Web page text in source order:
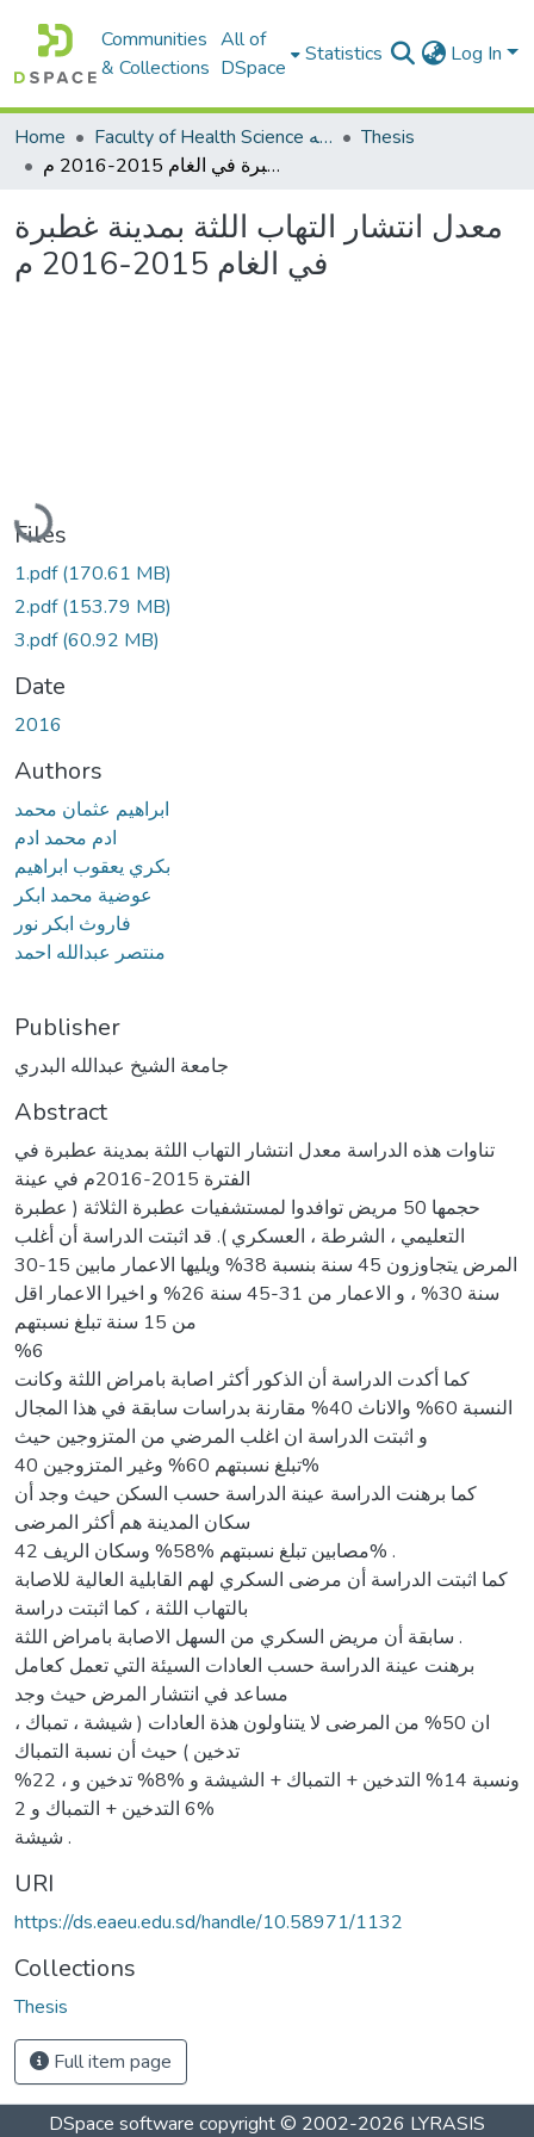
Communities
& Collections
All of
DSpace
Statistics Log In
Home Faculty of Health Science كلية العلوم الصحيه
Thesis
معدل انتشار التهاب اللثة بمدينة غطبرة في الغام 2015-2016 م
معدل انتشار التهاب اللثة بمدينة غطبرة
في الغام 2015-2016 م
Loading...
Files
1.pdf(170.61 MB)
2.pdf(153.79 MB)
3.pdf(60.92 MB)
Date
2016
Authors
ابراهيم عثمان محمد
ادم محمد ادم
بكري يعقوب ابراهيم
عوضية محمد ابكر
فاروث ابكر نور
منتصر عبدالله احمد
Publisher
جامعة الشيخ عبدالله البدري
Abstract
تناوات هذه الدراسة معدل انتشار التهاب اللثة بمدينة عطبرة في
الفترة 2015-2016م في عينة
حجمها 50 مريض توافدوا لمستشفيات عطبرة الثلاثة ( عطبرة
التعليمي ، الشرطة ، العسكري ). قد اثبتت الدراسة أن أغلب
المرض يتجاوزون 45 سنة بنسبة 38% ويليها الاعمار مابين 15-30
سنة 30% ، و الاعمار من 31-45 سنة 26% و اخيرا الاعمار اقل
من 15 سنة تبلغ نسبتهم
%6
كما أكدت الدراسة أن الذكور أكثر اصابة بامراض اللثة وكانت
النسبة 60% والاناث 40% مقارنة بدراسات سابقة في هذا المجال
و اثبتت الدراسة ان اغلب المرضي من المتزوجين حيث
تبلغ نسبتهم 60% وغير المتزوجين 40%
كما برهنت الدراسة عينة الدراسة حسب السكن حيث وجد أن
سكان المدينة هم أكثر المرضى
مصابين تبلغ نسبتهم %58% وسكان الريف 42% .
كما اثبتت الدراسة أن مرضى السكري لهم القابلية العالية للاصابة
بالتهاب اللثة ، كما اثبتت دراسة
سابقة أن مريض السكري من السهل الاصابة بامراض اللثة .
برهنت عينة الدراسة حسب العادات السيئة التي تعمل كعامل
مساعد في انتشار المرض حيث وجد
ان 50% من المرضى لا يتناولون هذة العادات ( شيشة ، تمباك ،
تدخين ) حيث أن نسبة التمباك
%22 ، ونسبة 14% التدخين + التمباك + الشيشة و %8% تدخين و
6 التدخين + التمباك و 2%
شيشة .
URI
https://ds.eaeu.edu.sd/handle/10.58971/1132
Collections
Thesis
Full item page
DSpace software copyright © 2002-2026 LYRASIS